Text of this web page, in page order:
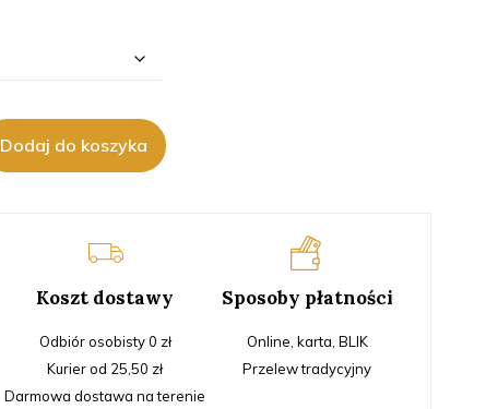
Dodaj do koszyka
Koszt dostawy
Odbiór osobisty 0 zł
Kurier od 25,50 zł
Darmowa dostawa na terenie
Sposoby płatności
Online, karta, BLIK
Przelew tradycyjny